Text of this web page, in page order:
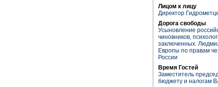
Лицом к лицу
Директор
Дорога свободы
Усыновление
чиновников,
заключенных.
Европы по правам
России
Время Гостей
Заместитель
бюджету и налогам